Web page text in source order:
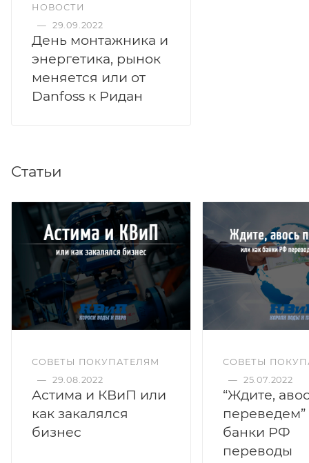
НОВОСТИ
— 29.09.2022
День монтажника и
энергетика, рынок
меняется или от
Danfoss к Ридан
Статьи
СОВЕТЫ ПОКУПАТЕЛЯМ
— 29.08.2022
Астима и КВиП или
как закалялся
бизнес
СОВЕТЫ
— 25.07.2022
“Ждите,
переведем”
банки РФ
переводы